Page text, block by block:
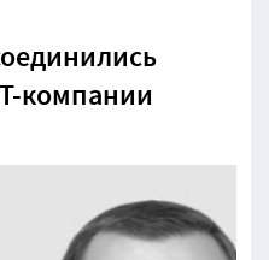
компании